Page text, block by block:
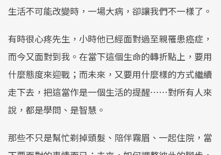
生活不可能改變時，一場大病，卻讓我們不一樣了。
有時很心疼先生，小時他已經面對過至親罹患癌症，
而今又面對到我。在當下這個生命的轉折點上，要用
什麼態度來迎戰；而未來，又要用什麼樣的方式繼續
走下去，把這當作是一個生活的提醒⋯⋯對所有人來
說，都是學問、是智慧。
那些不只是幫忙剃掉頭髮、陪伴霧眉、一起住院，當